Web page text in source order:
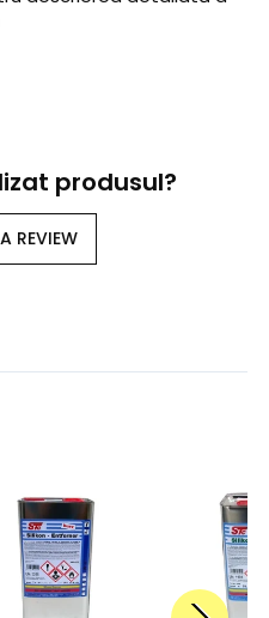
produsul?
REVIEW